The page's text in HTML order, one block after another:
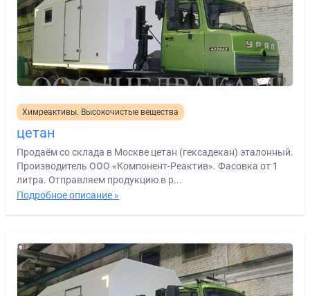
Химреактивы. Высокочистые вещества
цетан
Продаём со склада в Москве цетан (гексадекан) эталонный.
Производитель ООО «Компонент-Реактив». Фасовка от 1
литра. Отправляем продукцию в р...
Подробное описание »